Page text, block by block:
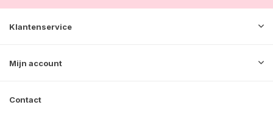
Klantenservice
Mijn account
Contact